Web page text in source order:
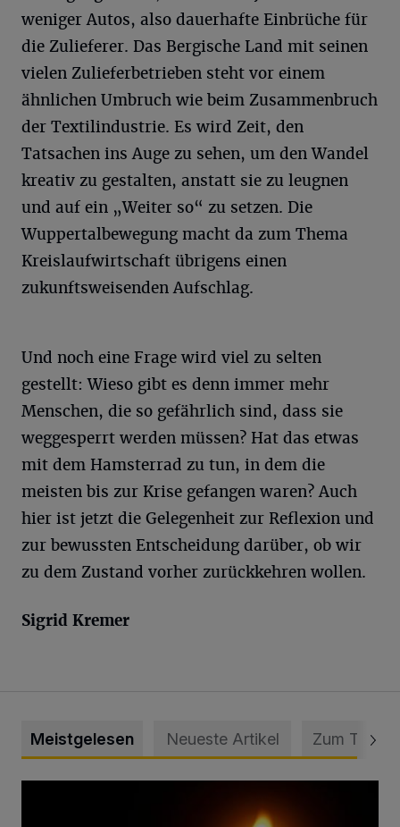
weniger Autos, also dauerhafte Einbrüche für
die Zulieferer. Das Bergische Land mit seinen
vielen Zulieferbetrieben steht vor einem
ähnlichen Umbruch wie beim Zusammenbruch
der Textilindustrie. Es wird Zeit, den
Tatsachen ins Auge zu sehen, um den Wandel
kreativ zu gestalten, anstatt sie zu leugnen
und auf ein „Weiter so“ zu setzen. Die
Wuppertalbewegung macht da zum Thema
Kreislaufwirtschaft übrigens einen
zukunftsweisenden Aufschlag.
Und noch eine Frage wird viel zu selten
gestellt: Wieso gibt es denn immer mehr
Menschen, die so gefährlich sind, dass sie
weggesperrt werden müssen? Hat das etwas
mit dem Hamsterrad zu tun, in dem die
meisten bis zur Krise gefangen waren? Auch
hier ist jetzt die Gelegenheit zur Reflexion und
zur bewussten Entscheidung darüber, ob wir
zu dem Zustand vorher zurückkehren wollen.
Sigrid Kremer
Meistgelesen Neueste Artikel Zum Thema